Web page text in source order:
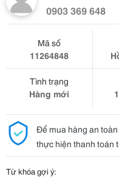
0903 369 648
Mã số
11264848
Tình trạng
Hàng mới
Để mua hàng an
thực hiện thanh toán
Từ khóa gợi ý: